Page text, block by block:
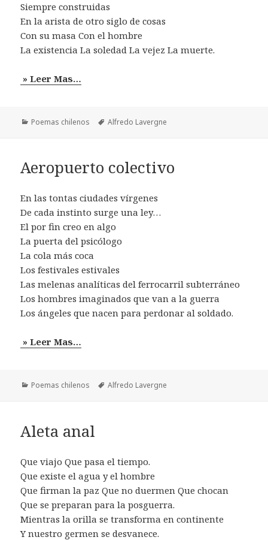
Siempre construidas
En la arista de otro siglo de cosas
Con su masa Con el hombre
La existencia La soledad La vejez La muerte.
» Leer Mas…
Categorías
Poemas chilenos Etiquetas
Alfredo Lavergne
Aeropuerto colectivo
En las tontas ciudades vírgenes
De cada instinto surge una ley…
El por fin creo en algo
La puerta del psicólogo
La cola más coca
Los festivales estivales
Las melenas analíticas del ferrocarril subterráneo
Los hombres imaginados que van a la guerra
Los ángeles que nacen para perdonar al soldado.
» Leer Mas…
Categorías
Poemas chilenos Etiquetas
Alfredo Lavergne
Aleta anal
Que viajo Que pasa el tiempo.
Que existe el agua y el hombre
Que firman la paz Que no duermen Que chocan
Que se preparan para la posguerra.
Mientras la orilla se transforma en continente
Y nuestro germen se desvanece.